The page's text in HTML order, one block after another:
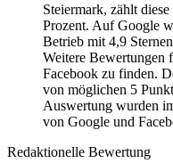
Steiermark, zählt
Prozent. Auf Google
Betrieb mit 4,9
Weitere Bewertungen
Facebook zu finden.
von möglichen 5
Auswertung wurden
von Google und
Redaktionelle Bewertung